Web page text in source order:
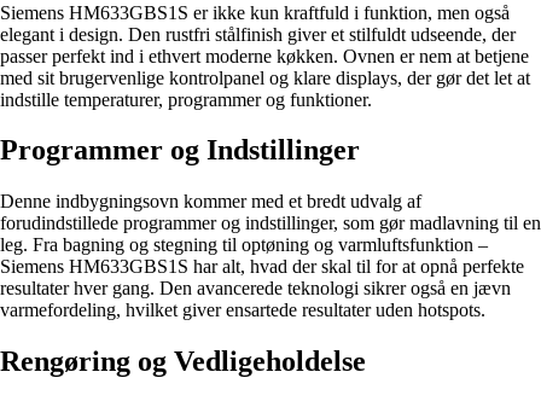
Siemens HM633GBS1S er ikke kun kraftfuld i funktion, men også
elegant i design. Den rustfri stålfinish giver et stilfuldt udseende, der
passer perfekt ind i ethvert moderne køkken. Ovnen er nem at betjene
med sit brugervenlige kontrolpanel og klare displays, der gør det let at
indstille temperaturer, programmer og funktioner.
Programmer og Indstillinger
Denne indbygningsovn kommer med et bredt udvalg af
forudindstillede programmer og indstillinger, som gør madlavning til en
leg. Fra bagning og stegning til optøning og varmluftsfunktion –
Siemens HM633GBS1S har alt, hvad der skal til for at opnå perfekte
resultater hver gang. Den avancerede teknologi sikrer også en jævn
varmefordeling, hvilket giver ensartede resultater uden hotspots.
Rengøring og Vedligeholdelse